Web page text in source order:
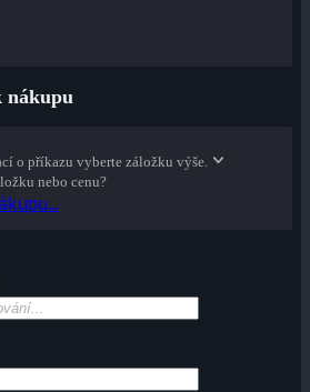
nákupu
o příkazu vyberte záložku výše.
nebo cenu?